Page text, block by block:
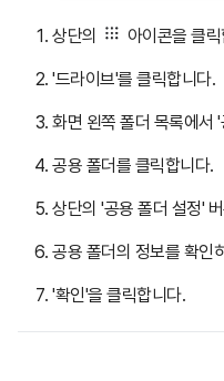
상단의 아이콘을 클
'드라이브'를 클릭합니다.
화면 왼쪽 폴더 목록에서
공용 폴더를 클릭합니다.
상단의 '공용 폴더 설정'
공용 폴더의 정보를 확인
'확인'을 클릭합니다.